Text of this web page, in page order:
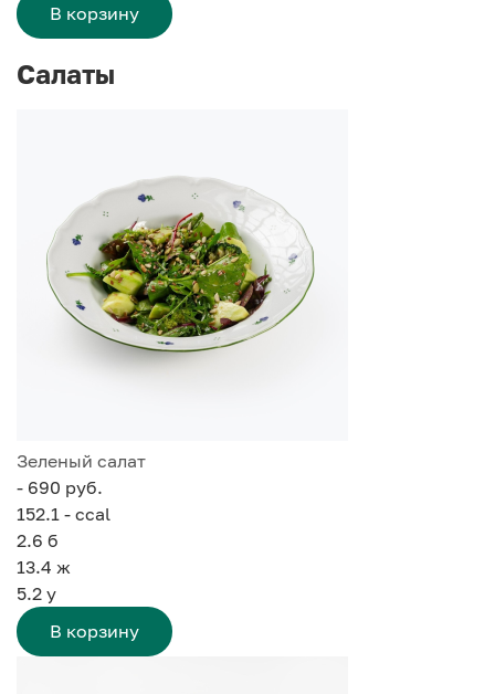
В корзину
Салаты
Зеленый салат
- 690 руб.
152.1 - ccal
2.6 б
13.4 ж
5.2 у
В корзину